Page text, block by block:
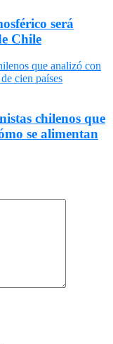
será
Chile
chilenos que
se alimentan